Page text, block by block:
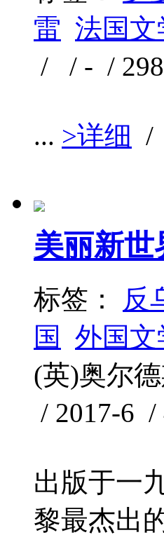
雷 法国文
/ / - /
... >详细 /
美丽新世
标签： 反
国
外国文
(英)奥尔
/ 2017-6
出版于一
黎最杰出